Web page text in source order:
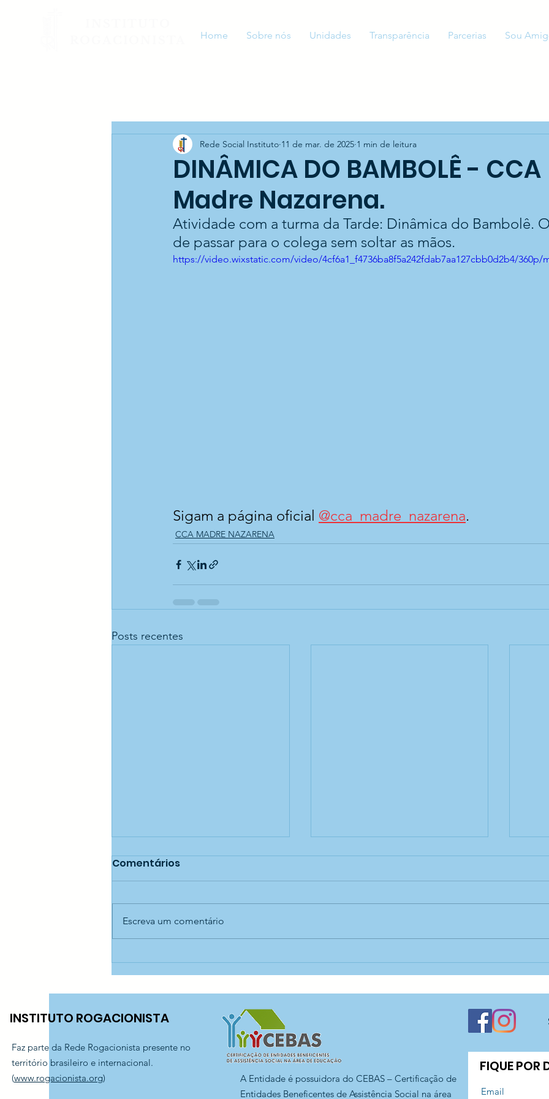
Home Sobre nós Unidades Transparência Parcerias Sou
DINÂMICA DO BAMBOLÊ - CCA
Madre Nazarena.
Rede Social Instituto 11 de mar. de 2025 1 min de leitura
Atividade com a turma da Tarde: Dinâmica do Bambolê.
de passar para o colega sem soltar as mãos.
https://video.wixstatic.com/video/4cf6a1_f4736ba8f5a242fdab7aa127cbb0d2b4/360p/
Sigam a página oficial @cca_madre_nazarena.
CCA MADRE NAZARENA
Posts recentes
Passeio ao Museu
Catavento — CCA Madre
Nazarena
Campeonato do Jogo de
Damas! — CCA Madre
Nazarena
-
Comentários
Escreva um comentário
INSTITUTO ROGACIONISTA
Faz parte da Rede Rogacionista presente no
território brasileiro e internacional.
(www.rogacionista.org)
FIQUE POR
A Entidade é possuidora do CEBAS – Certificação de
Entidades Beneficentes de Assistência Social na área